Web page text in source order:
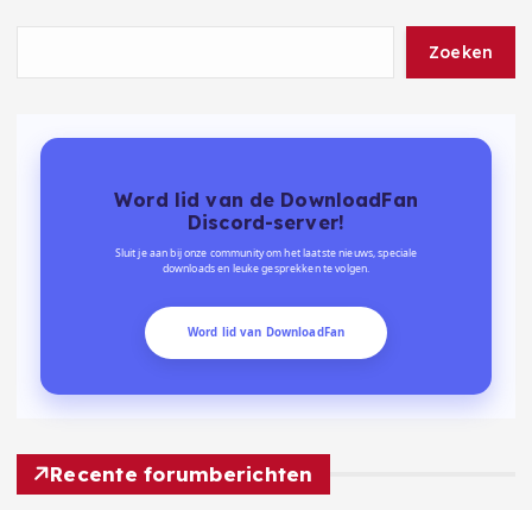
Zoeken
Word lid van de DownloadFan
Discord-server!
Sluit je aan bij onze community om het laatste nieuws, speciale
downloads en leuke gesprekken te volgen.
Word lid van DownloadFan
Recente forumberichten